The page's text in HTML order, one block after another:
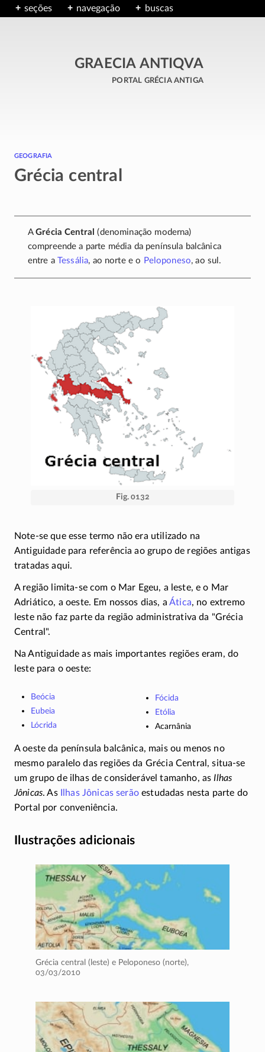
seções navegação buscas
GRAECIA ANTIQVA
portal grécia antiga
geografia
Grécia central
AGrécia Central (denominação moderna)
compreende a parte média da península balcânica
entre aTessália, ao norte e o Peloponeso, ao sul.
Fig. 0132
Note-se que esse termo não era utilizado na
Antiguidade para referência ao grupo de regiões antigas
tratadas aqui.
A região limita-secom o Mar Egeu, a leste, e o Mar
Adriático, a oeste. Em nossos dias, aÁtica, no extremo
leste não faz parte da região administrativa da
Grécia
Central .
Na Antiguidade as mais importantes regiões eram, do
leste para o oeste:
Beócia
Eubeia
Lócrida
Fócida
Etólia
Acarnânia
A oeste da península balcânica, mais ou menos no
mesmo paralelo das regiões da Grécia Central,situa-se
um grupo de ilhas de considerável tamanho, as Ilhas
Jônicas. As Ilhas Jônicas serãoestudadas nesta parte do
Portal por conveniência.
Ilustrações adicionais
Grécia central (leste) e Peloponeso (norte),
03/03/2010